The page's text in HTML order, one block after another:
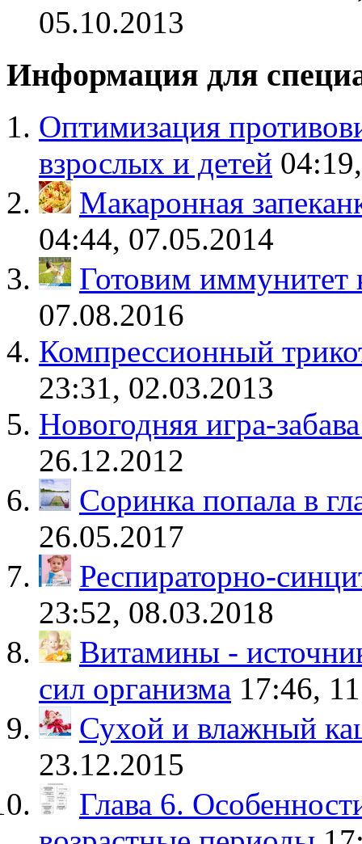
05.10.2013
Информация для
Оптимизация
взрослых и детей
Макаронная
04:44, 07.05.2014
Готовим иммунитет
07.08.2016
Компрессионный
23:31, 02.03.2013
Новогодняя игра-
26.12.2012
Соринка попала в
26.05.2017
Респираторно-
23:52, 08.03.2018
Витамины -
сил организма 17:46,
Сухой и влажный
23.12.2015
Глава 6.